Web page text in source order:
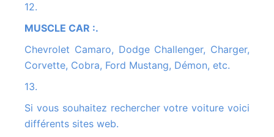
12.
MUSCLE CAR :.
Chevrolet Camaro, Dodge Challenger, Charger,
Corvette, Cobra, Ford Mustang, Démon, etc.
13.
Si vous souhaitez rechercher votre voiture voici
différents sites web.